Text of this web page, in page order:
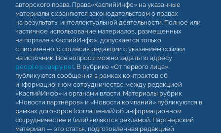
авторского права. Права«КаспийИнфо» на указанные
материалы охраняются законодательством о правах
на результаты интеллектуальной деятельности. Полное или
частичное использование материалов, размещенных
на портале «КаспийИнфо», допускается только
с письменного согласия редакции с указанием ссылки
на источник. Все вопросы можно задать по адресу
people@caspy.net. В рубрике «От первого лица»
публикуются сообщения в рамках контрактов об
информационном сотрудничестве между редакцией
«КаспийИнфо» и органами власти. Материалы рубрик
«Новости партнёров» и «Новости компаний» публикуются в
рамках договоров (соглашений) об информационном
сотрудничестве и (или) являются рекламой. Партнёрский
материал — это статья, подготовленная редакцией